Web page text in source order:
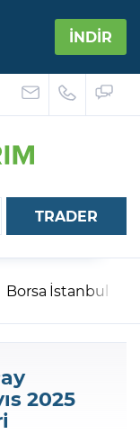
İNDİR
TRADER
Borsa İstanbul Pay
2025